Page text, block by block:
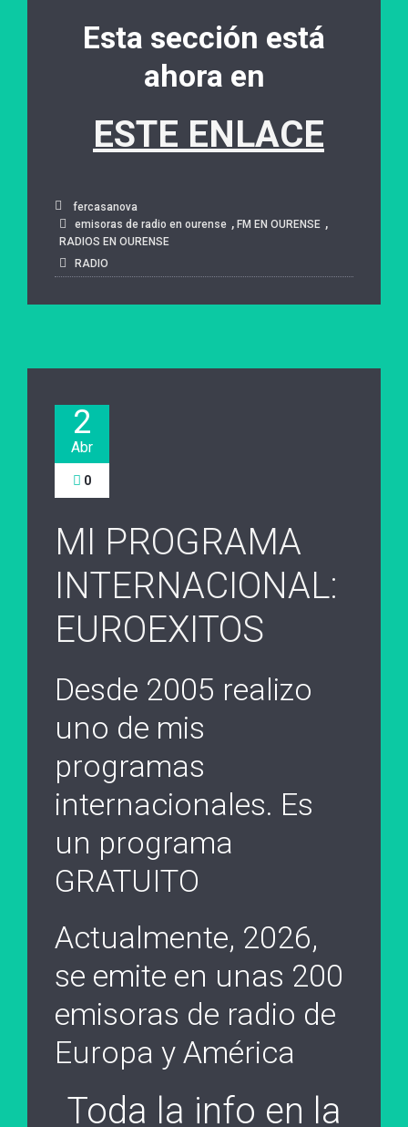
Esta sección está
ahora en
ESTE ENLACE
fercasanova
emisoras de radio en ourense , FM EN OURENSE ,
RADIOS EN OURENSE
RADIO
2
Abr
0
MI PROGRAMA
INTERNACIONAL:
EUROEXITOS
Desde 2005 realizo
uno de mis
programas
internacionales. Es
un programa
GRATUITO
Actualmente, 2026,
se emite en unas 200
emisoras de radio de
Europa y América
Toda la info en la